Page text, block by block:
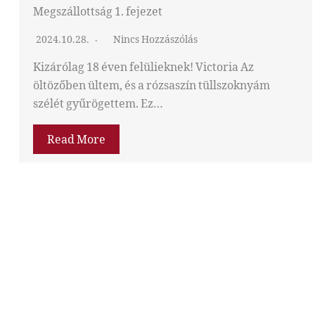
Megszállottság 1. fejezet
2024.10.28. Nincs Hozzászólás
Kizárólag 18 éven felülieknek! Victoria Az
öltözőben ültem, és a rózsaszín tüllszoknyám
szélét gyűrögettem. Ez…
Read More